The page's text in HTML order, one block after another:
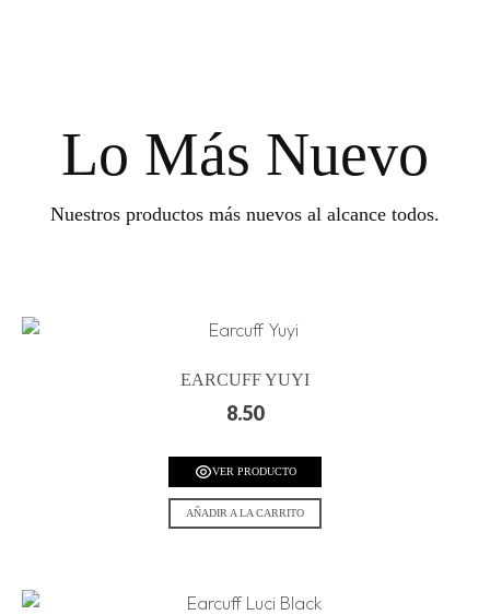
Lo Más Nuevo
Nuestros productos más nuevos al alcance todos.
EARCUFF YUYI
8.50
VER PRODUCTO
AÑADIR A LA CARRITO